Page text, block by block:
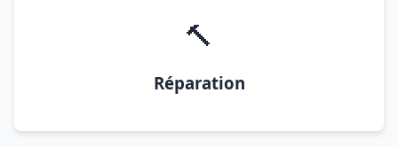
🔨
Réparation